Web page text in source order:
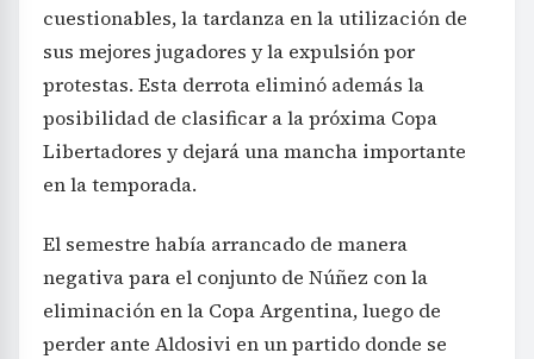
cuestionables, la tardanza en la utilización de
sus mejores jugadores y la expulsión por
protestas. Esta derrota eliminó además la
posibilidad de clasificar a la próxima Copa
Libertadores y dejará una mancha importante
en la temporada.
El semestre había arrancado de manera
negativa para el conjunto de Núñez con la
eliminación en la Copa Argentina, luego de
perder ante Aldosivi en un partido donde se